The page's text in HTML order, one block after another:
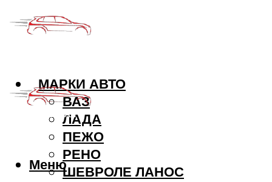
МАРКИ АВТО
ВАЗ
ЛАДА
ПЕЖО
РЕНО
ШЕВРОЛЕ ЛАНОС
Меню